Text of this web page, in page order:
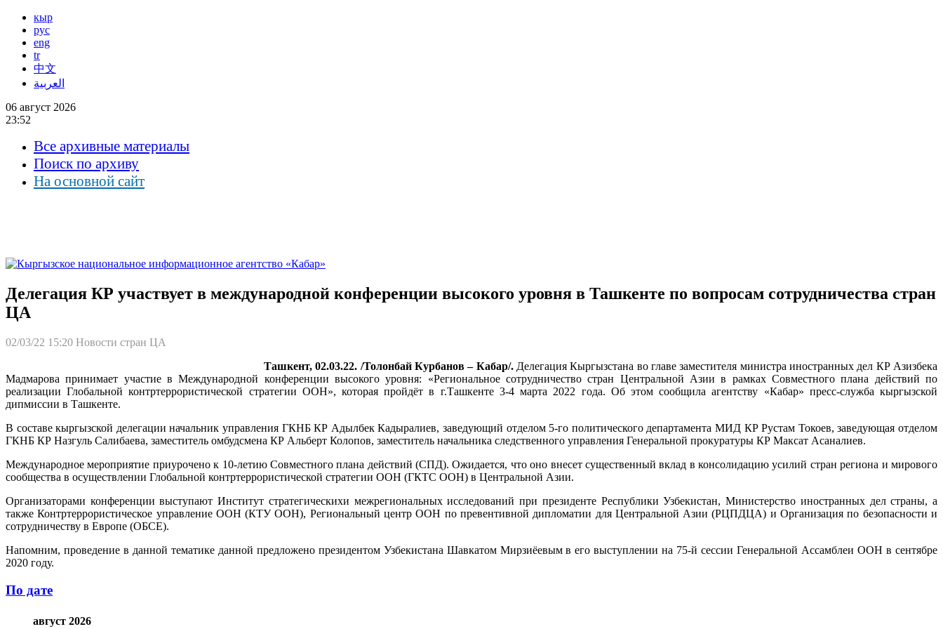
кыр
рус
eng
tr
中文
العربية
06 август 2026
23:52
Все архивные материалы
Поиск по архиву
На основной сайт
Делегация КР участвует в международной конференции высокого уровня в Ташкенте по вопросам сотрудничества стран
ЦА
02/03/22 15:20 Новости стран ЦА
Ташкент, 02.03.22. /Толонбай Курбанов – Кабар/.Делегация Кыргызстана во главе заместителя министра иностранных дел КР Азизбека
Мадмарова принимает участие в Международной конференции высокого уровня: «Региональное сотрудничество стран Центральной Азии в рамках Совместного плана действий по
реализации Глобальной контртеррористической стратегии ООН», которая пройдёт в г.Ташкенте 3-4 марта 2022 года. Об этом сообщила агентству «Кабар» пресс-служба кыргызской
дипмиссии в Ташкенте.
В составе кыргызской делегации начальник управления ГКНБ КР Адылбек Кадыралиев, заведующий отделом 5-го политического департамента МИД КР Рустам Токоев, заведующая отделом
ГКНБ КР Назгуль Салибаева, заместитель омбудсмена КР Альберт Колопов, заместитель начальника следственного управления Генеральной прокуратуры КР Максат Асаналиев.
Международное мероприятие приурочено к 10-летию Совместного плана действий (СПД). Ожидается, что оно внесет существенный вклад в консолидацию усилий стран региона и мирового
сообщества в осуществлении Глобальной контртеррористической стратегии ООН (ГКТС ООН) в Центральной Азии.
Организаторами конференции выступают Институт стратегическихи межрегиональных исследований при президенте Республики Узбекистан, Министерство иностранных дел страны, а
также Контртеррористическое управление ООН (КТУ ООН), Региональный центр ООН по превентивной дипломатии для Центральной Азии (РЦПДЦА) и Организация по безопасности и
сотрудничеству в Европе (ОБСЕ).
Напомним, проведение в данной тематике данной предложено президентом Узбекистана Шавкатом Мирзиёевым в его выступлении на 75-й сессии Генеральной Ассамблеи ООН в сентябре
2020 году.
По дате
август 2026